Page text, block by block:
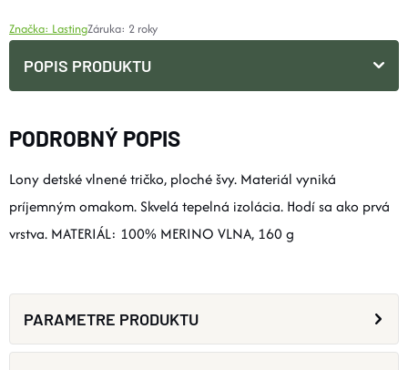
Značka: LastingZáruka: 2 roky
POPIS PRODUKTU
PODROBNÝ POPIS
Lony detské vlnené tričko, ploché švy. Materiál vyniká
príjemným omakom. Skvelá tepelná izolácia. Hodí sa ako prvá
vrstva. MATERIÁL: 100% MERINO VLNA, 160 g
PARAMETRE PRODUKTU